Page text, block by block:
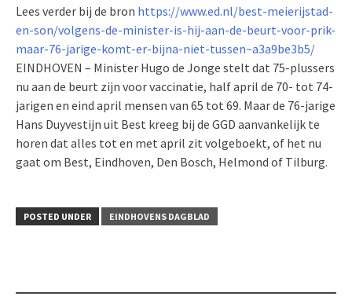
Lees verder bij de bron https://www.ed.nl/best-meierijstad-
en-son/volgens-de-minister-is-hij-aan-de-beurt-voor-prik-
maar-76-jarige-komt-er-bijna-niet-tussen~a3a9be3b5/
EINDHOVEN – Minister Hugo de Jonge stelt dat 75-plussers
nu aan de beurt zijn voor vaccinatie, half april de 70- tot 74-
jarigen en eind april mensen van 65 tot 69. Maar de 76-jarige
Hans Duyvestijn uit Best kreeg bij de GGD aanvankelijk te
horen dat alles tot en met april zit volgeboekt, of het nu
gaat om Best, Eindhoven, Den Bosch, Helmond of Tilburg.
POSTED UNDER EINDHOVENS DAGBLAD